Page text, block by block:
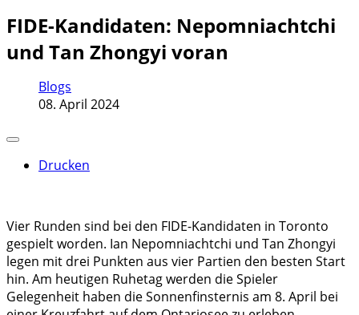
FIDE-Kandidaten: Nepomniachtchi
und Tan Zhongyi voran
Blogs
08. April 2024
Drucken
Vier Runden sind bei den FIDE-Kandidaten in Toronto
gespielt worden. Ian Nepomniachtchi und Tan Zhongyi
legen mit drei Punkten aus vier Partien den besten Start
hin. Am heutigen Ruhetag werden die Spieler
Gelegenheit haben die Sonnenfinsternis am 8. April bei